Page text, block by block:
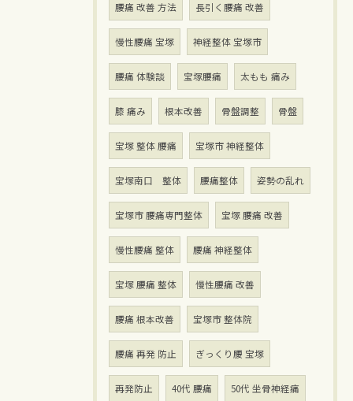
腰痛 改善 方法 長引く腰痛 改善
慢性腰痛 宝塚 神経整体 宝塚市
腰痛 体験談 宝塚腰痛 太もも 痛み
膝 痛み 根本改善 骨盤調整 骨盤
宝塚 整体 腰痛 宝塚市 神経整体
宝塚南口 整体 腰痛整体 姿勢の乱れ
宝塚市 腰痛専門整体 宝塚 腰痛 改善
慢性腰痛 整体 腰痛 神経整体
宝塚 腰痛 整体 慢性腰痛 改善
腰痛 根本改善 宝塚市 整体院
腰痛 再発 防止 ぎっくり腰 宝塚
再発防止 40代 腰痛 50代 坐骨神経痛